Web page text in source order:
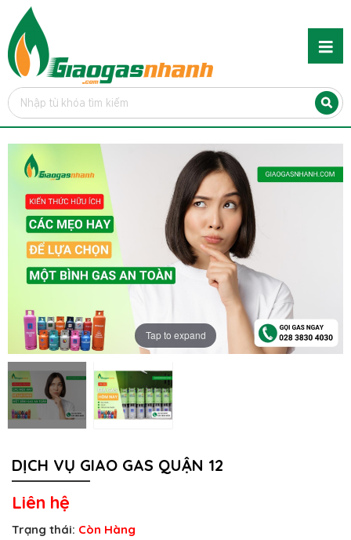
Tap to expand
DỊCH VỤ GIAO GAS QUẬN 12
Liên hệ
Trạng thái: Còn Hàng